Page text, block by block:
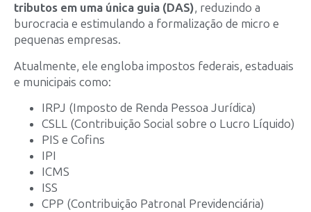
tributos em uma única guia (DAS), reduzindo a
burocracia e estimulando a formalização de micro e
pequenas empresas.
Atualmente, ele engloba impostos federais, estaduais
e municipais como:
IRPJ (Imposto de Renda Pessoa Jurídica)
CSLL (Contribuição Social sobre o Lucro Líquido)
PIS e Cofins
IPI
ICMS
ISS
CPP (Contribuição Patronal Previdenciária)